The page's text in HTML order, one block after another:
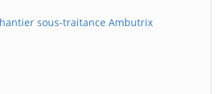
sous-traitance Ambutrix